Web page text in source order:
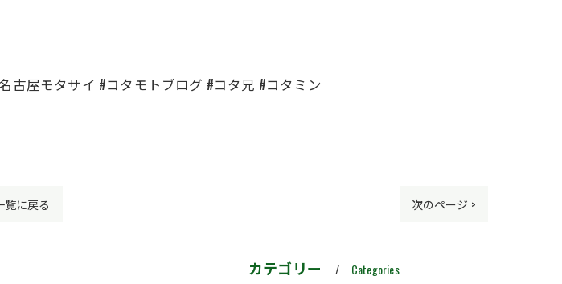
古屋モタサイ #コタモトブログ #コタ兄 #コタミン
覧に戻る 次のページ >
カテゴリー Categories